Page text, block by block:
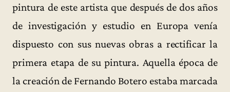
pintura de este artista que después de dos años
de investigación y estudio en Europa venía
dispuesto con sus nuevas obras a rectificar la
primera etapa de su pintura. Aquella época de
la creación de Fernando Botero estaba marcada